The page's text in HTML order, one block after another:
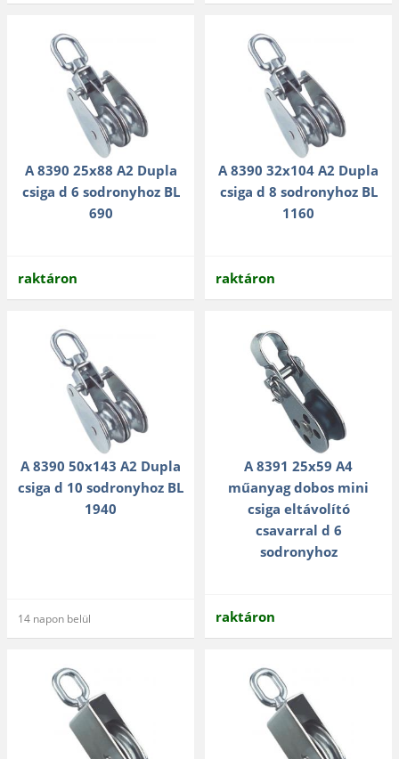
A 8390 25x88 A2 Dupla
csiga d 6 sodronyhoz BL
690
raktáron
A 8390 32x104 A2 Dupla
csiga d 8 sodronyhoz BL
1160
raktáron
A 8390 50x143 A2 Dupla
csiga d 10 sodronyhoz BL
1940
14 napon belül
A 8391 25x59 A4
műanyag dobos mini
csiga eltávolító
csavarral d 6
sodronyhoz
raktáron